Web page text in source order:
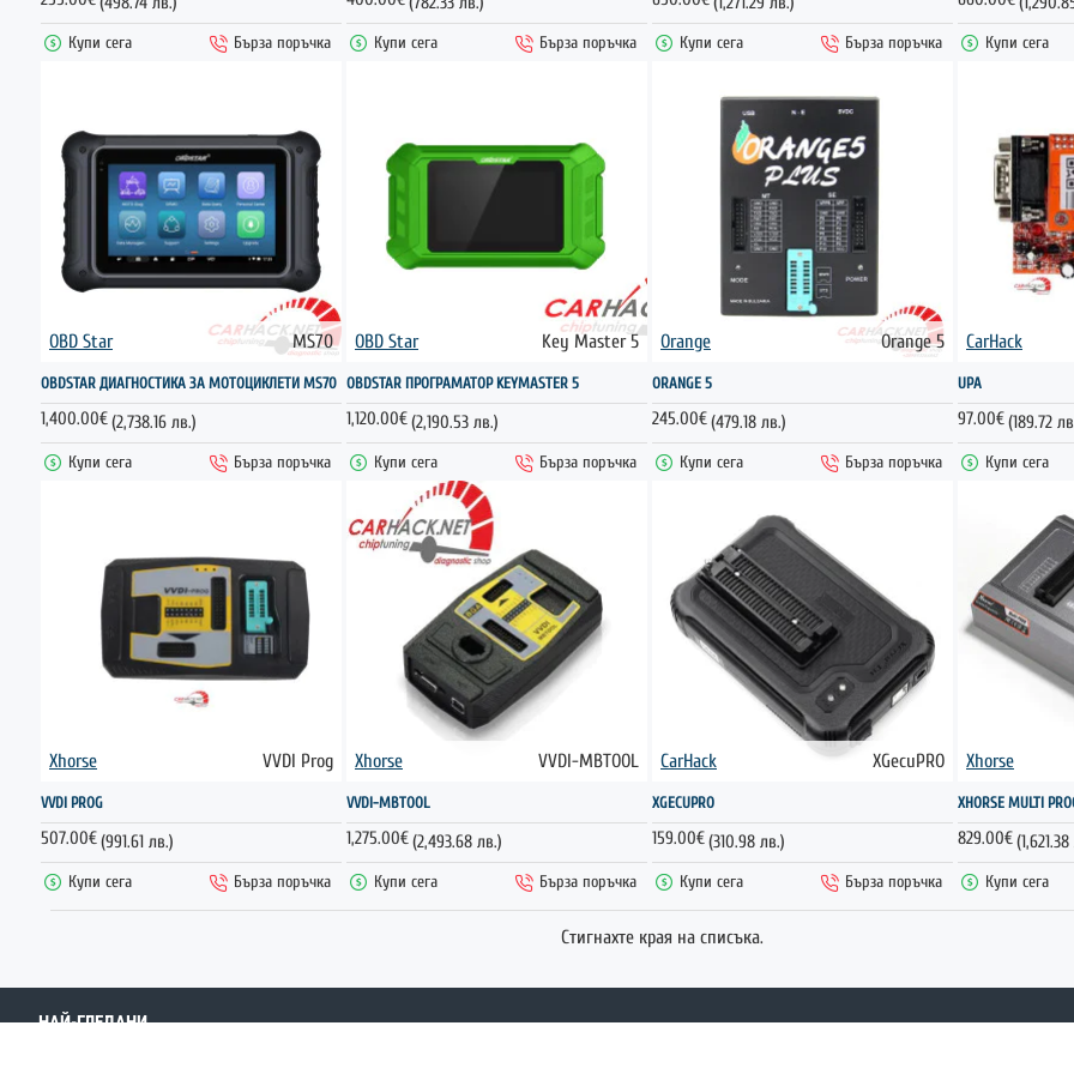
Купи сега
Бърза поръчка
Купи сега
Бърза поръчка
Купи сега
Бърза поръчка
Купи сега
OBD Star MS70
OBDSTAR ДИАГНОСТИКА ЗА МОТОЦИКЛЕТИ MS70
1,400.00€(2,738.16 лв.)
Купи сега
Бърза поръчка
OBD Star Key Master 5
OBDSTAR ПРОГРАМАТОР KEYMASTER 5
1,120.00€(2,190.53 лв.)
Купи сега
Бърза поръчка
Orange Orange 5
ORANGE 5
245.00€(479.18 лв.)
Купи сега
Бърза поръчка
CarHack
UPA
97.00€(189.72
Купи сега
Xhorse VVDI Prog
VVDI PROG
507.00€(991.61 лв.)
Купи сега
Бърза поръчка
Xhorse VVDI-MBTOOL
VVDI-MBTOOL
1,275.00€(2,493.68 лв.)
Купи сега
Бърза поръчка
CarHack XGecuPRO
XGECUPRO
159.00€(310.98 лв.)
Купи сега
Бърза поръчка
Xhorse
XHORSE MULTI
829.00€
Купи сега
Стигнахте края на списъка.
НАЙ-ГЛЕДАНИ